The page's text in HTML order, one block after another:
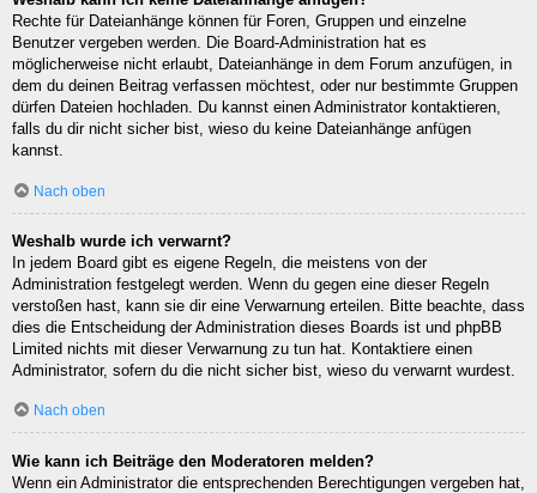
Rechte für Dateianhänge können für Foren, Gruppen und einzelne
Benutzer vergeben werden. Die Board-Administration hat es
möglicherweise nicht erlaubt, Dateianhänge in dem Forum anzufügen, in
dem du deinen Beitrag verfassen möchtest, oder nur bestimmte Gruppen
dürfen Dateien hochladen. Du kannst einen Administrator kontaktieren,
falls du dir nicht sicher bist, wieso du keine Dateianhänge anfügen
kannst.
Nach oben
Weshalb wurde ich verwarnt?
In jedem Board gibt es eigene Regeln, die meistens von der
Administration festgelegt werden. Wenn du gegen eine dieser Regeln
verstoßen hast, kann sie dir eine Verwarnung erteilen. Bitte beachte, dass
dies die Entscheidung der Administration dieses Boards ist und phpBB
Limited nichts mit dieser Verwarnung zu tun hat. Kontaktiere einen
Administrator, sofern du die nicht sicher bist, wieso du verwarnt wurdest.
Nach oben
Wie kann ich Beiträge den Moderatoren melden?
Wenn ein Administrator die entsprechenden Berechtigungen vergeben hat,